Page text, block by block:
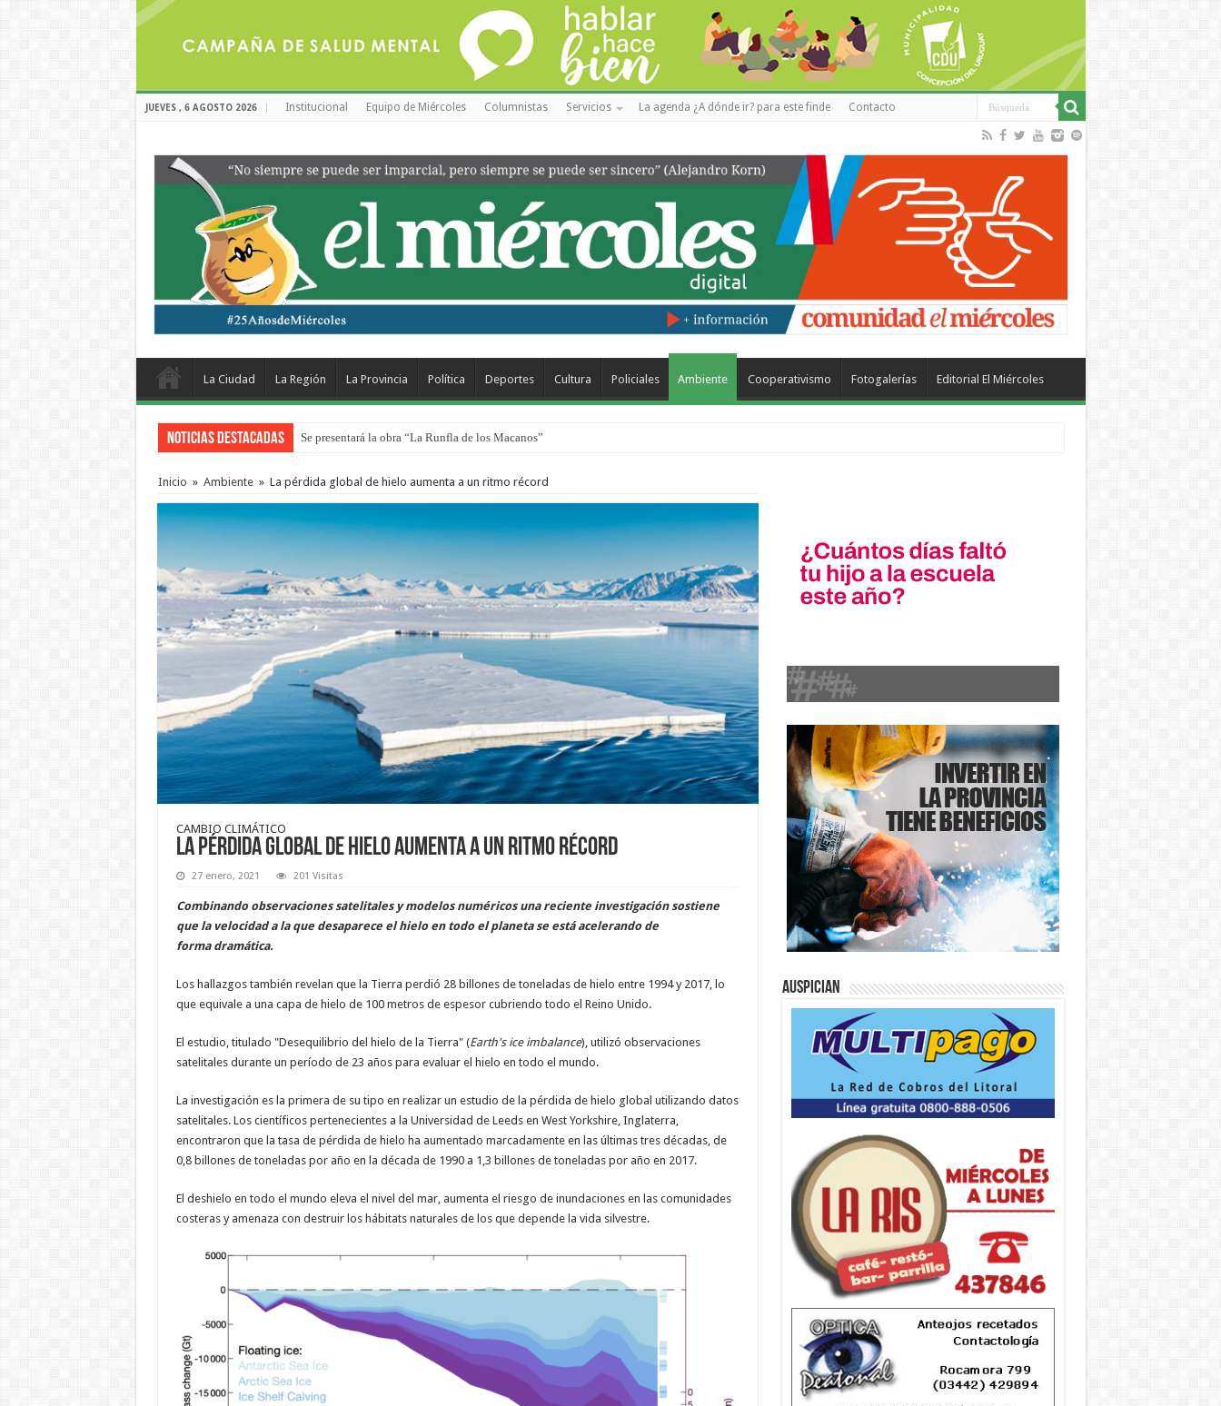
JUEVES , 6 AGOSTO 2026 Institucional Equipo de Miércoles Columnistas Servicios La agenda ¿A dónde ir? para este finde Contacto
La Ciudad La Región La Provincia Política Deportes Cultura Policiales Ambiente Cooperativismo Fotogalerías Editorial El Miércoles
Noticias Destacadas Preparan otro encuentro de autos clásicos y antiguos
Inicio » Ambiente » La pérdida global de hielo aumenta a un ritmo récord
CAMBIO CLIMÁTICO
La pérdida global de hielo aumenta a un ritmo récord
27 enero, 2021 201 Visitas
Combinando observaciones satelitales y modelos numéricos una reciente investigación sostiene
que la velocidad a la que desaparece el hielo en todo el planeta se está acelerando de
forma dramática.
Los hallazgos también revelan que la Tierra perdió 28 billones de toneladas de hielo entre 1994 y 2017, lo
que equivale a una capa de hielo de 100 metros de espesor cubriendo todo el Reino Unido.
El estudio, titulado "Desequilibrio del hielo de la Tierra" (Earth's ice imbalance), utilizó observaciones
satelitales durante un período de 23 años para evaluar el hielo en todo el mundo.
La investigación es la primera de su tipo en realizar un estudio de la pérdida de hielo global utilizando datos
satelitales. Los científicos pertenecientes a la Universidad de Leeds en West Yorkshire, Inglaterra,
encontraron que la tasa de pérdida de hielo ha aumentado marcadamente en las últimas tres décadas, de
0,8 billones de toneladas por año en la década de 1990 a 1,3 billones de toneladas por año en 2017.
El deshielo en todo el mundo eleva el nivel del mar, aumenta el riesgo de inundaciones en las comunidades
costeras y amenaza con destruir los hábitats naturales de los que depende la vida silvestre.
Auspician